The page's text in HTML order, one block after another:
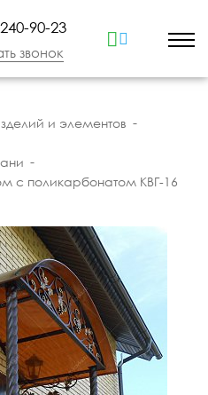
90-23
звонок
и элементов
с поликарбонатом КВГ-16